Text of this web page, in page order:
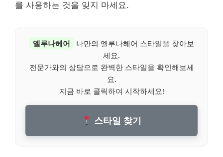
를 사용하는 것을 잊지 마세요.
엘루나헤어
나만의 엘루나헤어 스타일을 찾아보
세요.
전문가와의 상담으로 완벽한 스타일을 확인해보세
요.
지금 바로 클릭하여 시작하세요!
스타일 찾기